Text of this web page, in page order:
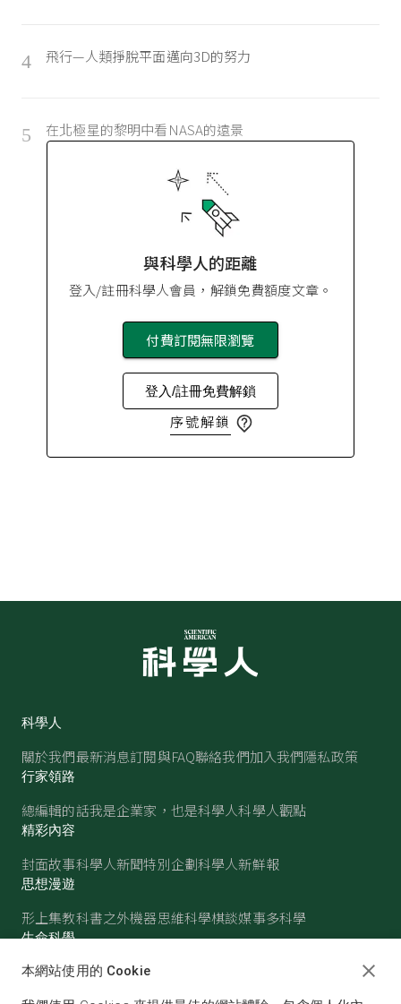
4 飛行—人類掙脫平面邁向3D的努力
5 在北極星的黎明中看NASA的遠景
與科學人的距離
登入/註冊科學人會員，解鎖免費額度文章。
付費訂閱無限瀏覽
登入/註冊免費解鎖
序號解鎖
科學人
關於我們最新消息訂閱與FAQ聯絡我們加入我們隱私政策
行家領路
總編輯的話我是企業家，也是科學人科學人觀點
精彩內容
封面故事科學人新聞特別企劃科學人新鮮報
思想漫遊
形上集教科書之外機器思維科學棋談媒事多科學
生命科學
醫學古生物心理學生態學
本網站使用的 Cookie